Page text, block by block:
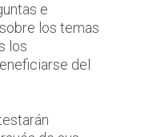
e
los temas
los
del